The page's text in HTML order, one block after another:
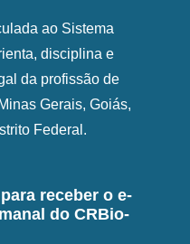
ao Sistema
disciplina e
da profissão de
Gerais, Goiás,
Federal.
receber o e-
do CRBio-